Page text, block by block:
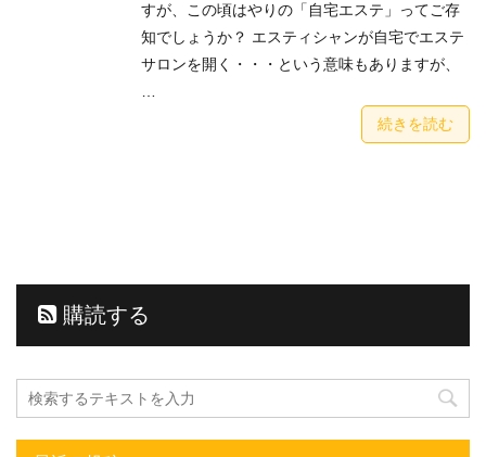
すが、この頃はやりの「自宅エステ」ってご存
知でしょうか？ エスティシャンが自宅でエステ
サロンを開く・・・という意味もありますが、
続きを読む
購読する